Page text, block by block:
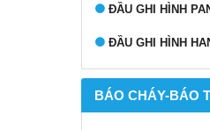
ĐẦU GHI HÌNH
ĐẦU GHI HÌNH
BÁO CHÁY-BÁO